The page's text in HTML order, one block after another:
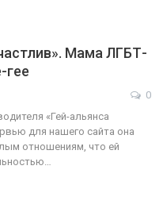
Мама ЛГБТ-
гее
0
«Гей-альянса
для нашего сайта она
отношениям, что ей